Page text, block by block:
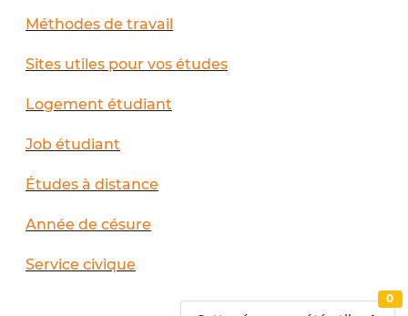
Méthodes de travail
Sites utiles pour vos études
Logement étudiant
Job étudiant
Études à distance
Année de césure
Service civique
0